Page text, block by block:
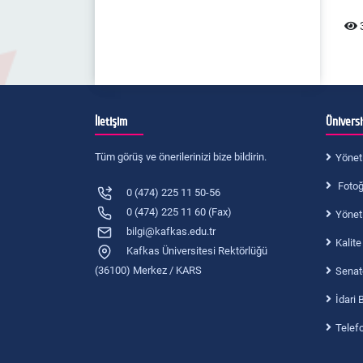
2014-2015 Ders Programı
İletişim
Tüm görüş ve önerilerinizi bize bildirin.
0 (474) 225 11 50-56
0 (474) 225 11 60 (Fax)
bilgi@kafkas.edu.tr
Kafkas Üniversitesi Rektörlüğü
(36100) Merkez / KARS
İdari